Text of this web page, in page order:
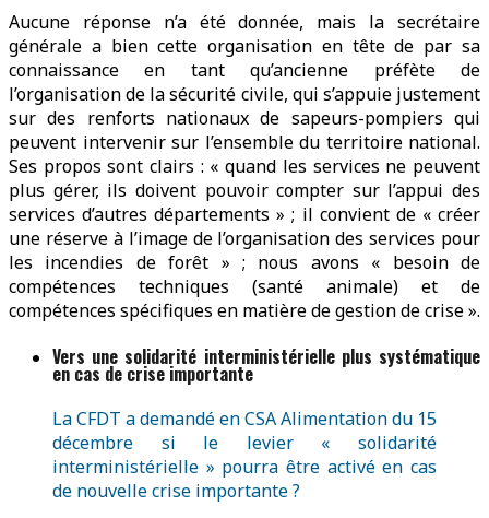
Aucune réponse n’a été donnée, mais la secrétaire
générale a bien cette organisation en tête de par sa
connaissance en tant qu’ancienne préfète de
l’organisation de la sécurité civile, qui s’appuie justement
sur des renforts nationaux de sapeurs-pompiers qui
peuvent intervenir sur l’ensemble du territoire national.
Ses propos sont clairs : « quand les services ne peuvent
plus gérer, ils doivent pouvoir compter sur l’appui des
services d’autres départements » ; il convient de « créer
une réserve à l’image de l’organisation des services pour
les incendies de forêt » ; nous avons « besoin de
compétences techniques (santé animale) et de
compétences spécifiques en matière de gestion de crise ».
Vers une solidarité interministérielle plus systématique
en cas de crise importante
La CFDT a demandé en CSA Alimentation du 15
décembre si le levier « solidarité
interministérielle » pourra être activé en cas
de nouvelle crise importante ?